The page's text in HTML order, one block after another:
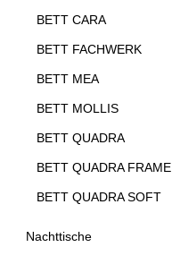
BETT CARA
BETT FACHWERK
BETT MEA
BETT MOLLIS
BETT QUADRA
BETT QUADRA FRAME
BETT QUADRA SOFT
Nachttische